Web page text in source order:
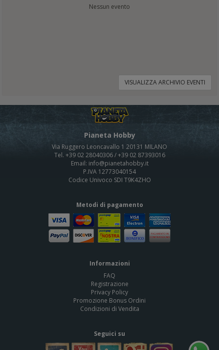
Nessun evento
VISUALIZZA ARCHIVIO EVENTI
Pianeta Hobby
Via Ruggero Leoncavallo 1 20131 MILANO
Tel. +39 02 28040306 / +39 02 87393016
Email: info@pianetahobby.it
P.IVA 12773040154
Codice Univoco SDI T9K4ZHO
Metodi di pagamento
Informazioni
FAQ
Registrazione
Privacy Policy
Promozione Bonus Ordini
Condizioni di Vendita
Seguici su